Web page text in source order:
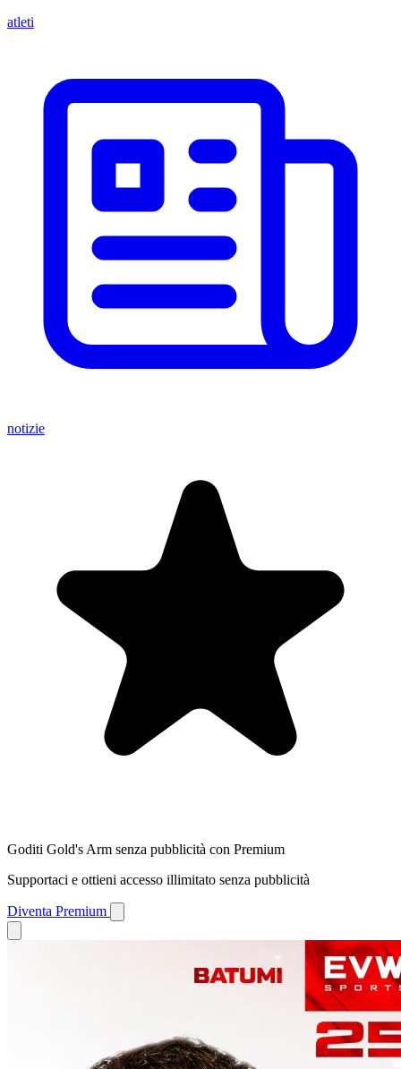
atleti
notizie
Goditi Gold's Arm senza pubblicità con Premium
Supportaci e ottieni accesso illimitato senza pubblicità
Diventa Premium